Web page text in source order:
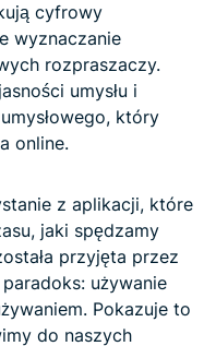
cyfrowy
wyznaczanie
rozpraszaczy.
umysłu i
który
online.
z aplikacji, które
jaki spędzamy
przyjęta przez
używanie
Pokazuje to
do naszych